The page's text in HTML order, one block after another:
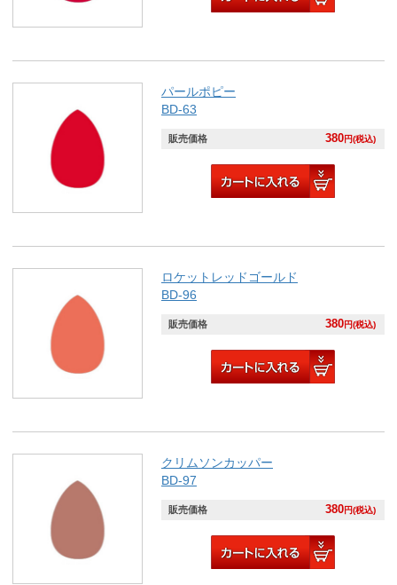
パールポピー
BD-63
販売価格 380円(税込)
ロケットレッドゴールド
BD-96
販売価格 380円(税込)
クリムソンカッパー
BD-97
販売価格 380円(税込)